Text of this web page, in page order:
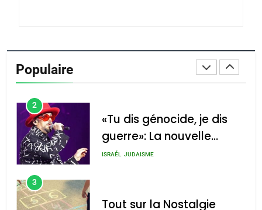
Populaire
De Loya Stauber
guerre»: La nouvelle
chanson de Boy George
ISRAÉL JUDAISME